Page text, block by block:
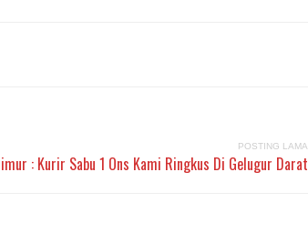
POSTING LAMA
: Kurir Sabu 1 Ons Kami Ringkus Di Gelugur Darat